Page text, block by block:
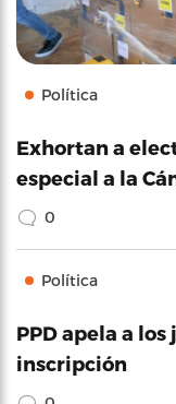
Política
Exhortan a
especial a la
0
Política
PPD apela a
inscripción